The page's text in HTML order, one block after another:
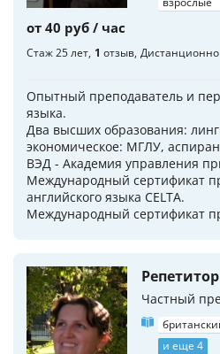
от 40 руб / час
Стаж 25 лет 1 отзыв Дистанционно
Опытный преподаватель и
языка.
Два высших образования:
экономическое: МГЛУ,
ВЭД - Академия управления
Международный сертификат
английского языка CELTA.
Международный сертификат
Частный
и еще 4